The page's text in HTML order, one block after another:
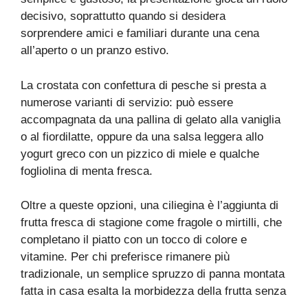
decisivo, soprattutto quando si desidera
sorprendere amici e familiari durante una cena
all’aperto o un pranzo estivo.
La crostata con confettura di pesche si presta a
numerose varianti di servizio: può essere
accompagnata da una pallina di gelato alla vaniglia
o al fiordilatte, oppure da una salsa leggera allo
yogurt greco con un pizzico di miele e qualche
fogliolina di menta fresca.
Oltre a queste opzioni, una ciliegina è l’aggiunta di
frutta fresca di stagione come fragole o mirtilli, che
completano il piatto con un tocco di colore e
vitamine. Per chi preferisce rimanere più
tradizionale, un semplice spruzzo di panna montata
fatta in casa esalta la morbidezza della frutta senza